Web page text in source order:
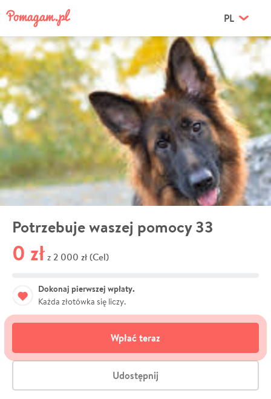
PL
Potrzebuje waszej pomocy 33
0 zł z 2 000 zł (Cel)
Dokonaj pierwszej wpłaty.
Każda złotówka się liczy.
Wpłać teraz
Udostępnij